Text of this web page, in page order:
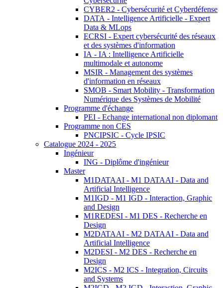
CYBER2 - Cybersécurité et Cyberdéfense
DATA - Intelligence Artificielle - Expert
Data & MLops
ECRSI - Expert cybersécurité des réseaux
et des systèmes d'information
IA - IA : Intelligence Artificielle
multimodale et autonome
MSIR - Management des systèmes
d'information en réseaux
SMOB - Smart Mobility - Transformation
Numérique des Systèmes de Mobilité
Programme d'échange
PEI - Echange international non diplomant
Programme non CES
PNCIPSIC - Cycle IPSIC
Catalogue 2024 - 2025
Ingénieur
ING - Diplôme d'ingénieur
Master
M1DATAAI - M1 DATAAI - Data and
Artificial Intelligence
M1IGD - M1 IGD - Interaction, Graphic
and Design
M1REDESI - M1 DES - Recherche en
Design
M2DATAAI - M2 DATAAI - Data and
Artificial Intelligence
M2DESI - M2 DES - Recherche en
Design
M2ICS - M2 ICS - Integration, Circuits
and Systems